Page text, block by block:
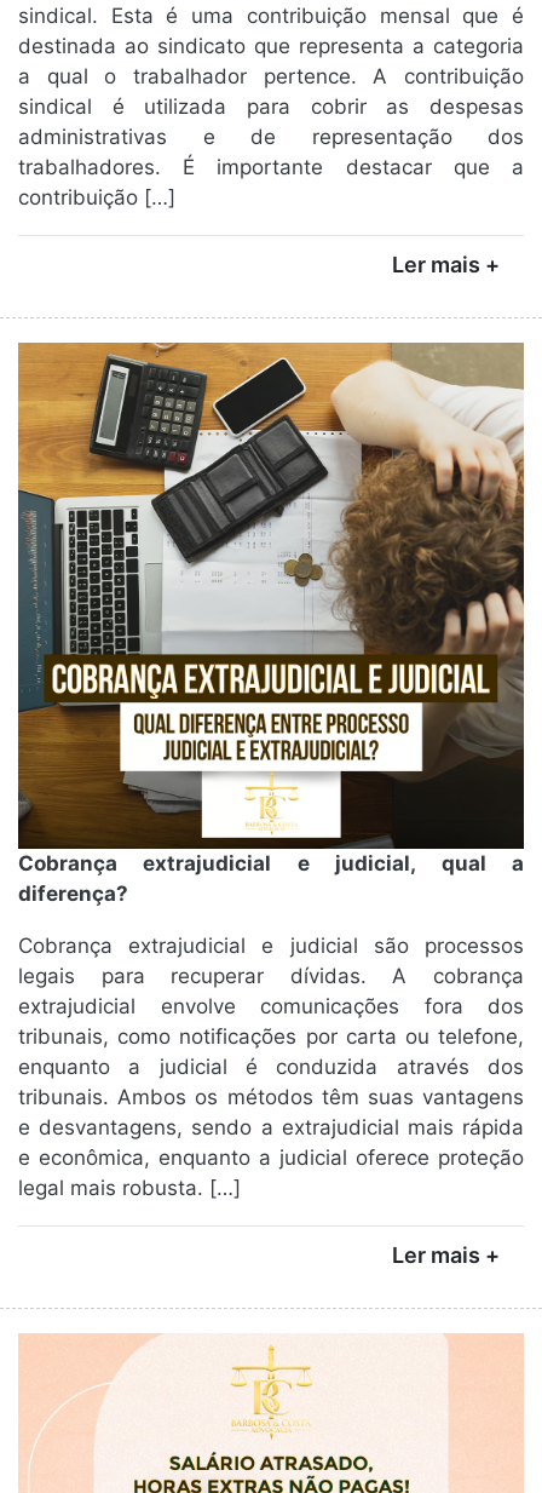
sindical. Esta é uma contribuição mensal que é
destinada ao sindicato que representa a categoria
a qual o trabalhador pertence. A contribuição
sindical é utilizada para cobrir as despesas
administrativas e de representação dos
trabalhadores. É importante destacar que a
contribuição […]
Ler mais +
Cobrança extrajudicial e judicial, qual a
diferença?
Cobrança extrajudicial e judicial são processos
legais para recuperar dívidas. A cobrança
extrajudicial envolve comunicações fora dos
tribunais, como notificações por carta ou telefone,
enquanto a judicial é conduzida através dos
tribunais. Ambos os métodos têm suas vantagens
e desvantagens, sendo a extrajudicial mais rápida
e econômica, enquanto a judicial oferece proteção
legal mais robusta. […]
Ler mais +